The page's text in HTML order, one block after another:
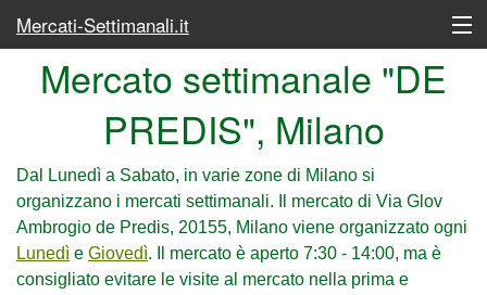
Mercati-Settimanali.it
Lunedì
Mercoledì
Giovedì
Venerdì
Mercato settimanale "DE
PREDIS", Milano
Dal Lunedì a Sabato, in varie zone di Milano si
organizzano i mercati settimanali. Il mercato di Via Glov
Ambrogio de Predis, 20155, Milano viene organizzato ogni
Lunedì e Giovedì. Il mercato è aperto 7:30 - 14:00, ma è
consigliato evitare le visite al mercato nella prima e